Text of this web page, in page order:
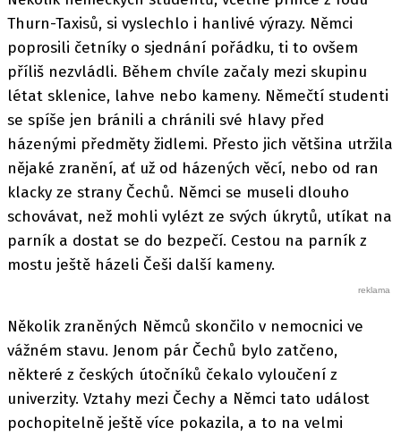
Thurn-Taxisů, si vyslechlo i hanlivé výrazy. Němci
poprosili četníky o sjednání pořádku, ti to ovšem
příliš nezvládli. Během chvíle začaly mezi skupinu
létat sklenice, lahve nebo kameny. Němečtí studenti
se spíše jen bránili a chránili své hlavy před
házenými předměty židlemi. Přesto jich většina utržila
nějaké zranění, ať už od házených věcí, nebo od ran
klacky ze strany Čechů. Němci se museli dlouho
schovávat, než mohli vylézt ze svých úkrytů, utíkat na
parník a dostat se do bezpečí. Cestou na parník z
mostu ještě házeli Češi další kameny.
Několik zraněných Němců skončilo v nemocnici ve
vážném stavu. Jenom pár Čechů bylo zatčeno,
některé z českých útočníků čekalo vyloučení z
univerzity. Vztahy mezi Čechy a Němci tato událost
pochopitelně ještě více pokazila, a to na velmi